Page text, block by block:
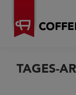
TAGES-